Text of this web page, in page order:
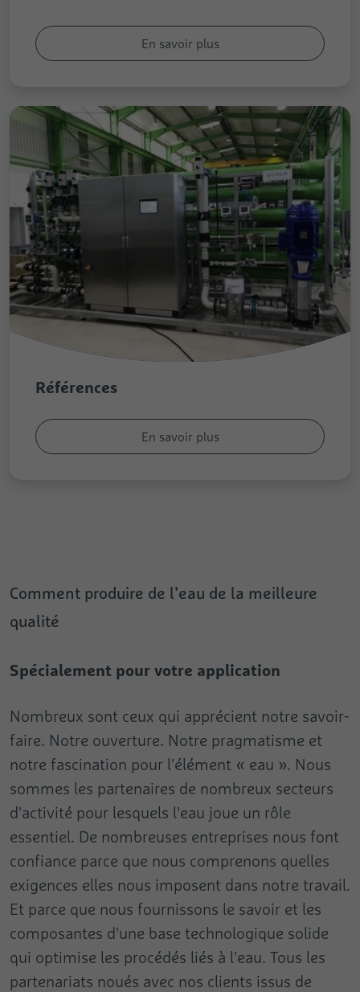
En savoir plus
Références
En savoir plus
Comment produire de l’eau de la meilleure
qualité
Spécialement pour votre application
Nombreux sont ceux qui apprécient notre savoir-
faire. Notre ouverture. Notre pragmatisme et
notre fascination pour l'élément « eau ». Nous
sommes les partenaires de nombreux secteurs
d'activité pour lesquels l'eau joue un rôle
essentiel. De nombreuses entreprises nous font
confiance parce que nous comprenons quelles
exigences elles nous imposent dans notre travail.
Et parce que nous fournissons le savoir et les
composantes d'une base technologique solide
qui optimise les procédés liés à l'eau. Tous les
partenariats noués avec nos clients issus de